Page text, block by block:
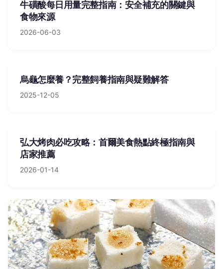
牛磺酸每日用量完整指南：安全補充的關鍵與
食物來源
2026-06-03
烏龜怎麼養？完整飼養指南與疑難解答
2025-12-05
弘大烤肉必吃攻略：首爾美食熱點終極指南與
店家推薦
2026-01-14